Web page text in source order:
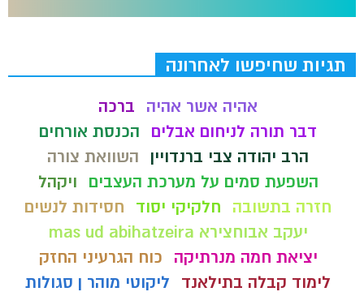
תגיות שחיפשו לאחרונה
אהיה אשר אהיה
ברכה
דבר תורה לניחום אבלים
הכנסת אורחים
הרב יהודה צבי ברנדויין
השוואת צורה
השפעת סמים על מערכת העצבים
ויקהל
חזרה בתשובה
חלקיקי יסוד
חסידות לנשים
יעקב אבוחצירא mas ud abihatzeira
יציאת חמה מנרתיקה
כוח הגרעיני החזק
לימוד קבלה בתילאנד
ליקוטי מוהר ן סגולות